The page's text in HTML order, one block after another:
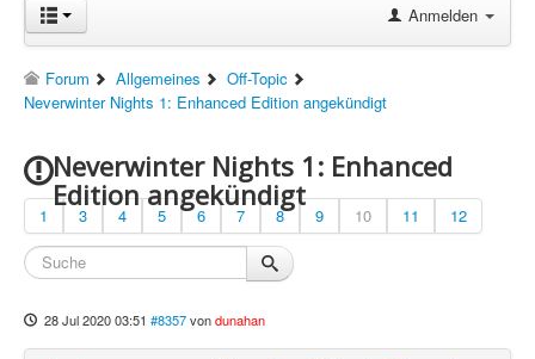
Anmelden
Forum Allgemeines
Off-Topic
Neverwinter Nights 1: Enhanced Edition angekündigt
Neverwinter Nights 1: Enhanced
Edition angekündigt
1 3 4 5 6 7 8 9 10 11 12
28 Jul 2020 03:51 #8357vondunahan